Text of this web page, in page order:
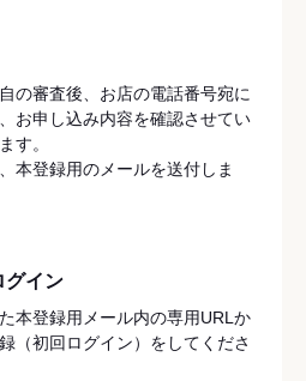
の審査後、お店の電話番号宛に
お申し込み内容を確認させてい
す。
本登録用のメールを送付しま
グイン
本登録用メール内の専用URLか
（初回ログイン）をしてくださ